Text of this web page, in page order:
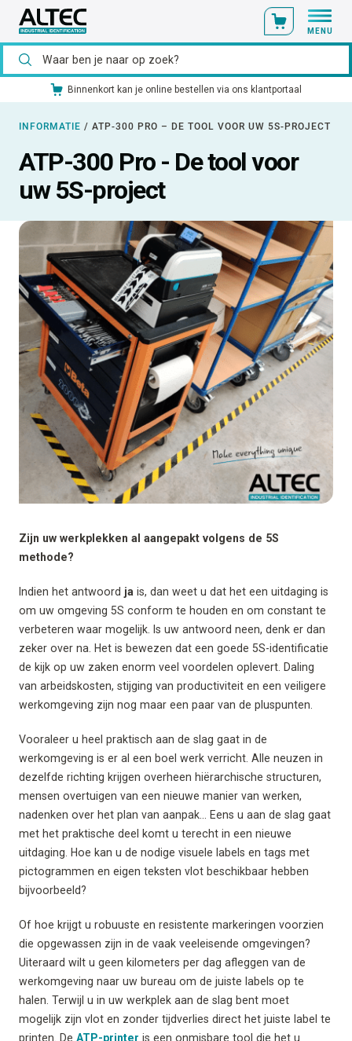
MENU
Binnenkort kan je online bestellen via ons klantportaal
INFORMATIE / ATP-300 PRO – DE TOOL VOOR UW 5S-PROJECT
ATP-300 Pro - De tool voor
uw 5S-project
Zijn uw werkplekken al aangepakt volgens de 5S
methode?
Indien het antwoord ja is, dan weet u dat het een uitdaging is
om uw omgeving 5S conform te houden en om constant te
verbeteren waar mogelijk. Is uw antwoord neen, denk er dan
zeker over na. Het is bewezen dat een goede 5S-identificatie
de kijk op uw zaken enorm veel voordelen oplevert. Daling
van arbeidskosten, stijging van productiviteit en een veiligere
werkomgeving zijn nog maar een paar van de pluspunten.
Vooraleer u heel praktisch aan de slag gaat in de
werkomgeving is er al een boel werk verricht. Alle neuzen in
dezelfde richting krijgen overheen hiërarchische structuren,
mensen overtuigen van een nieuwe manier van werken,
nadenken over het plan van aanpak… Eens u aan de slag gaat
met het praktische deel komt u terecht in een nieuwe
uitdaging. Hoe kan u de nodige visuele labels en tags met
pictogrammen en eigen teksten vlot beschikbaar hebben
bijvoorbeeld?
Of hoe krijgt u robuuste en resistente markeringen voorzien
die opgewassen zijn in de vaak veeleisende omgevingen?
Uiteraard wilt u geen kilometers per dag afleggen van de
werkomgeving naar uw bureau om de juiste labels op te
halen. Terwijl u in uw werkplek aan de slag bent moet
mogelijk zijn vlot en zonder tijdverlies direct het juiste label te
printen. De ATP-printer is een onmisbare tool die het u